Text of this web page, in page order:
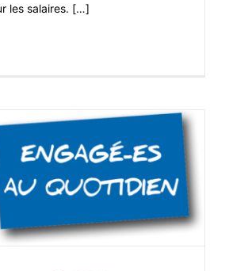
les salaires. […]